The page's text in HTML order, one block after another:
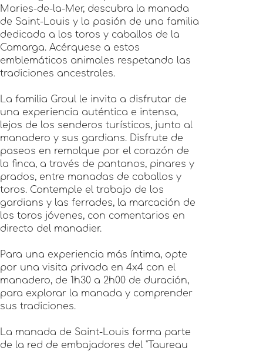
Maries-de-la-Mer, descubra la manada
de Saint-Louis y la pasión de una familia
dedicada a los toros y caballos de la
Camarga. Acérquese a estos
emblemáticos animales respetando las
tradiciones ancestrales.
La familia Groul le invita a disfrutar de
una experiencia auténtica e intensa,
lejos de los senderos turísticos, junto al
manadero y sus gardians. Disfrute de
paseos en remolque por el corazón de
la finca, a través de pantanos, pinares y
prados, entre manadas de caballos y
toros. Contemple el trabajo de los
gardians y las ferrades, la marcación de
los toros jóvenes, con comentarios en
directo del manadier.
Para una experiencia más íntima, opte
por una visita privada en 4x4 con el
manadero, de 1h30 a 2h00 de duración,
para explorar la manada y comprender
sus tradiciones.
La manada de Saint-Louis forma parte
de la red de embajadores del "Taureau